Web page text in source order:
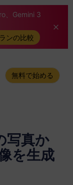
、Gemini 3
ンの比較
無料で始める
写真か
を生成